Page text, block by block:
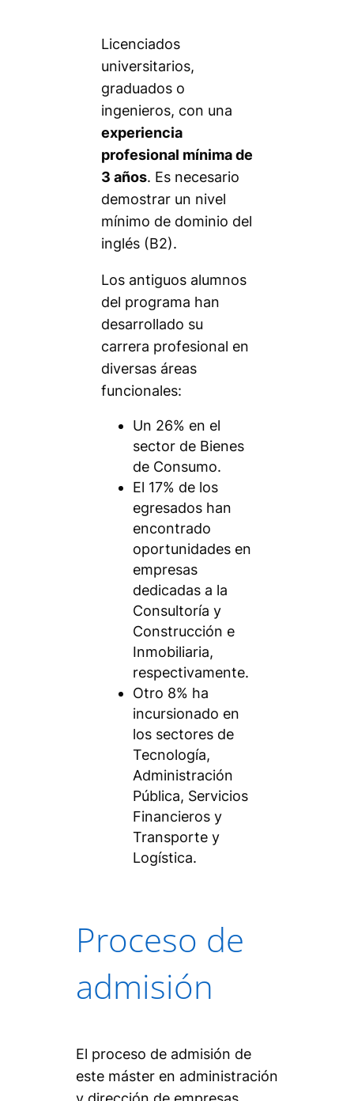
Licenciados
universitarios,
graduados o
ingenieros, con una
experiencia
profesional mínima de
3 años. Es necesario
demostrar un nivel
mínimo de dominio del
inglés (B2).
Los antiguos alumnos
del programa han
desarrollado su
carrera profesional en
diversas áreas
funcionales:
Un 26% en el
sector de Bienes
de Consumo.
El 17% de los
egresados han
encontrado
oportunidades en
empresas
dedicadas a la
Consultoría y
Construcción e
Inmobiliaria,
respectivamente.
Otro 8% ha
incursionado en
los sectores de
Tecnología,
Administración
Pública, Servicios
Financieros y
Transporte y
Logística.
Proceso de
admisión
El proceso de admisión de
este máster en administración